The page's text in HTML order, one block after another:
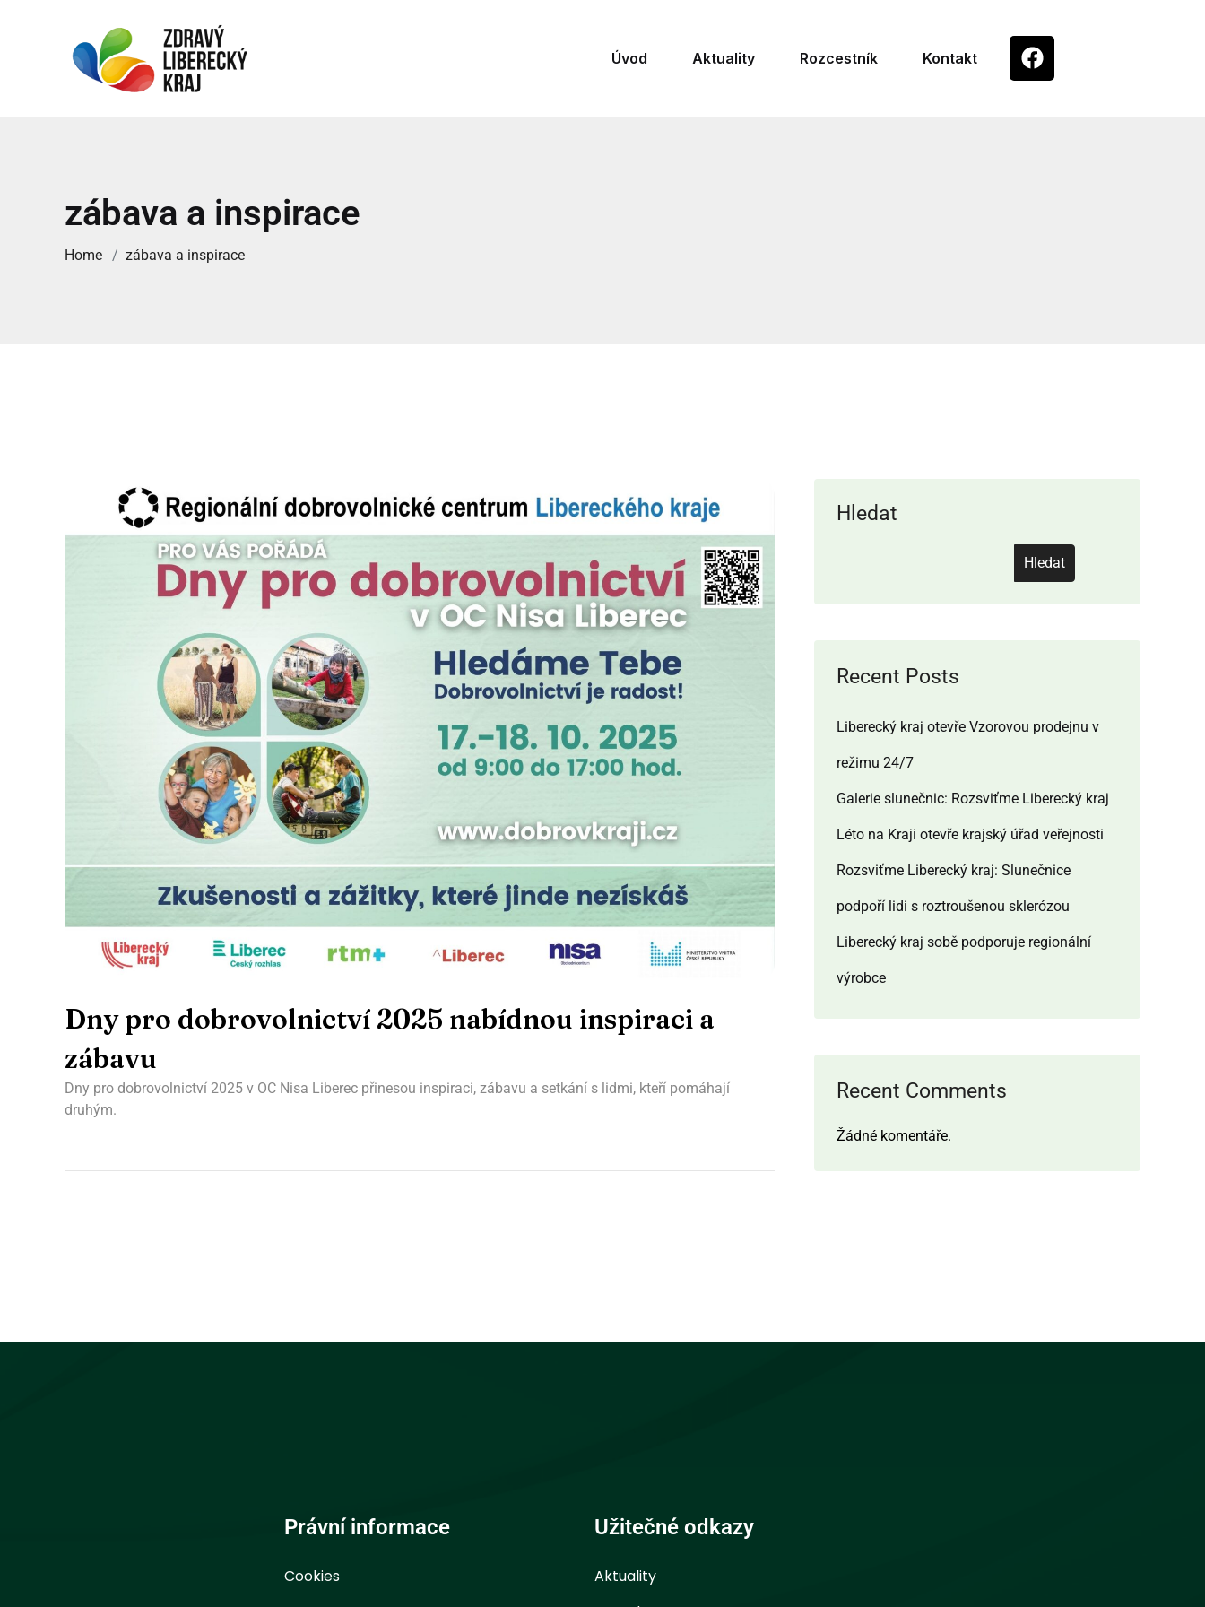
Úvod Aktuality Rozcestník Kontakt
zábava a inspirace
Home zábava a inspirace
Hledat
Hledat
Recent Posts
Liberecký kraj otevře Vzorovou prodejnu v
režimu 24/7
Galerie slunečnic: Rozsviťme Liberecký kraj
Léto na Kraji otevře krajský úřad veřejnosti
Rozsviťme Liberecký kraj: Slunečnice
podpoří lidi s roztroušenou sklerózou
Liberecký kraj sobě podporuje regionální
výrobce
Recent Comments
Žádné komentáře.
Dny pro dobrovolnictví 2025 nabídnou inspiraci a
zábavu
Dny pro dobrovolnictví 2025 v OC Nisa Liberec přinesou inspiraci, zábavu a setkání s lidmi, kteří pomáhají
druhým.
Právní informace
Cookies
Užitečné odkazy
Aktuality